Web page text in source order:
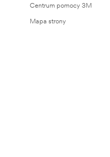
Centrum pomocy 3M
Mapa strony